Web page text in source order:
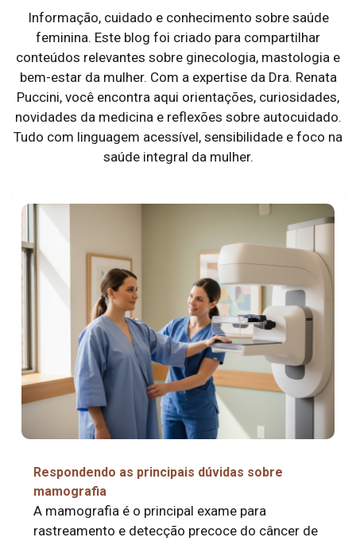
Informação, cuidado e conhecimento sobre saúde
feminina. Este blog foi criado para compartilhar
conteúdos relevantes sobre ginecologia, mastologia e
bem-estar da mulher. Com a expertise da Dra. Renata
Puccini, você encontra aqui orientações, curiosidades,
novidades da medicina e reflexões sobre autocuidado.
Tudo com linguagem acessível, sensibilidade e foco na
saúde integral da mulher.
Respondendo as principais dúvidas sobre
mamografia
A mamografia é o principal exame para
rastreamento e detecção precoce do câncer de